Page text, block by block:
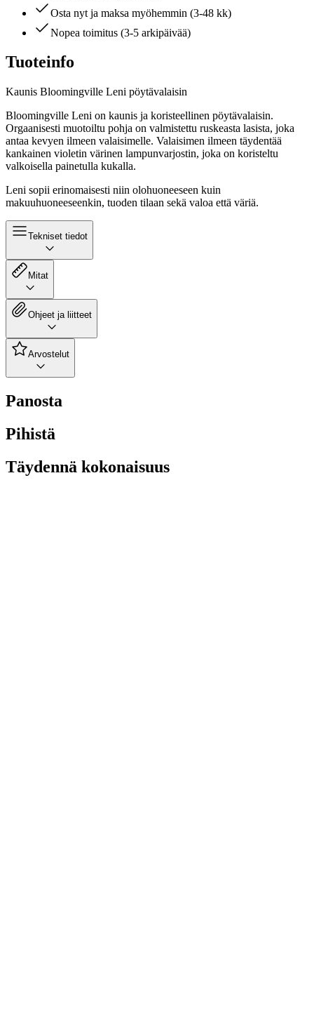
Osta nyt ja maksa myöhemmin (3-48 kk)
Nopea toimitus (3-5 arkipäivää)
Tuoteinfo
Kaunis Bloomingville Leni pöytävalaisin
Bloomingville Leni on kaunis ja koristeellinen pöytävalaisin.
Orgaanisesti muotoiltu pohja on valmistettu ruskeasta lasista, joka
antaa kevyen ilmeen valaisimelle. Valaisimen ilmeen täydentää
kankainen violetin värinen lampunvarjostin, joka on koristeltu
valkoisella painetulla kukalla.
Leni sopii erinomaisesti niin olohuoneeseen kuin
makuuhuoneeseenkin, tuoden tilaan sekä valoa että väriä.
Tekniset tiedot
Mitat
Ohjeet ja liitteet
Arvostelut
Panosta
Pihistä
Täydennä kokonaisuus